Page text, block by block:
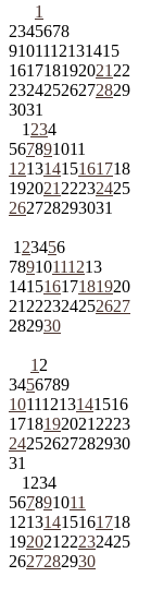
1
2345678
9101112131415
161718192021 22
23242526272829
3031
1 234
567891011
12131415161718
192021 22232425
262728293031
1 23456
78910111213
14151617181920
21 222324252627
282930
1 2
3456789
10111213141516
1718192021 2223
24252627282930
31
1 234
567891011
12131415161718
192021 22232425
2627282930